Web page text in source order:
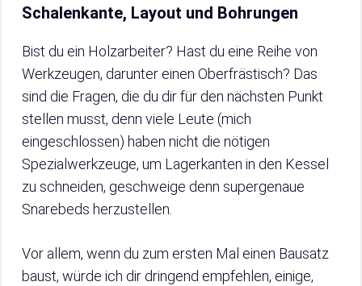
Schalenkante, Layout und Bohrungen
Bist du ein Holzarbeiter? Hast du eine Reihe von
Werkzeugen, darunter einen Oberfrästisch? Das
sind die Fragen, die du dir für den nächsten Punkt
stellen musst, denn viele Leute (mich
eingeschlossen) haben nicht die nötigen
Spezialwerkzeuge, um Lagerkanten in den Kessel
zu schneiden, geschweige denn supergenaue
Snarebeds herzustellen.
Vor allem, wenn du zum ersten Mal einen Bausatz
baust, würde ich dir dringend empfehlen, einige,